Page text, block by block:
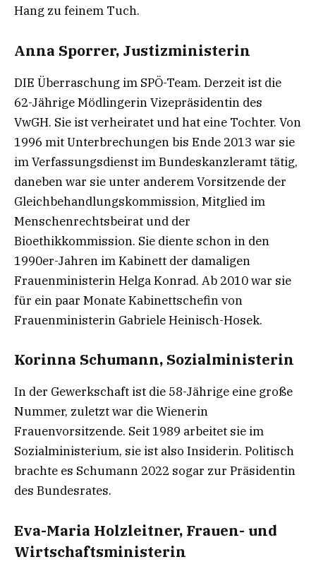
Hang zu feinem Tuch.
Anna Sporrer, Justizministerin
DIE Überraschung im SPÖ-Team. Derzeit ist die
62-Jährige Mödlingerin Vizepräsidentin des
VwGH. Sie ist verheiratet und hat eine Tochter. Von
1996 mit Unterbrechungen bis Ende 2013 war sie
im Verfassungsdienst im Bundeskanzleramt tätig,
daneben war sie unter anderem Vorsitzende der
Gleichbehandlungskommission, Mitglied im
Menschenrechtsbeirat und der
Bioethikkommission. Sie diente schon in den
1990er-Jahren im Kabinett der damaligen
Frauenministerin Helga Konrad. Ab 2010 war sie
für ein paar Monate Kabinettschefin von
Frauenministerin Gabriele Heinisch-Hosek.
Korinna Schumann, Sozialministerin
In der Gewerkschaft ist die 58-Jährige eine große
Nummer, zuletzt war die Wienerin
Frauenvorsitzende. Seit 1989 arbeitet sie im
Sozialministerium, sie ist also Insiderin. Politisch
brachte es Schumann 2022 sogar zur Präsidentin
des Bundesrates.
Eva-Maria Holzleitner, Frauen- und
Wirtschaftsministerin